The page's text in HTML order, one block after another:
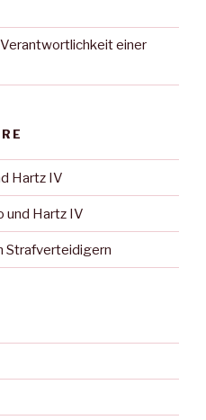
einer
Hartz IV
und Hartz IV
Strafverteidigern